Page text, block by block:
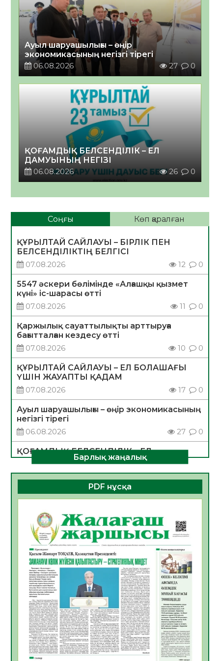
Ауыл шаруашылығы – өңір
экономикасының негізгі тірегі
06.08.2026
27 0
ҚОҒАМДЫҚ БЕЛСЕНДІЛІК – ЕЛ
ДАМУЫНЫҢ НЕГІЗІ
06.08.2026
26 0
Соңғы Көп қаралған
ҚҰРЫЛТАЙ САЙЛАУЫ – БІРЛІК ПЕН
БЕЛСЕНДІЛІКТІҢ БЕЛГІСІ
07.08.2026
12 0
5547 әскери бөлімінде «Алғашқы қызмет
күні» іс-шарасы өтті
07.08.2026
11 0
Қаржылық сауаттылықты арттыруға
бағытталған кездесу өтті
07.08.2026
10 0
ҚҰРЫЛТАЙ САЙЛАУЫ – ЕЛ БОЛАШАҒЫ
ҮШІН ЖАУАПТЫ ҚАДАМ
07.08.2026
17 0
Ауыл шаруашылығы – өңір экономикасының
негізгі тірегі
06.08.2026
27 0
ҚОҒАМДЫҚ БЕЛСЕНДІЛІК – ЕЛ
ДАМУЫНЫҢ НЕГІЗІ
06.08.2026
26 0
ҚҰРЫЛТАЙ САЙЛАУЫ – БОЛАШАҚҚА
06.08.2026
Инфекциялық ауруларға қарсы иммундау
жұмыстарының тиімділігі
06.08.2026
29
Көкжөтел ауруы туралы
06.08.2026
26
АПВ вакцинасы туралы мәлімет
06.08.2026
27
Open Air: Қызылорда облысы полиция
департаменті 20 мыңнан астам
Барлық жаңалық
PDF нұсқа